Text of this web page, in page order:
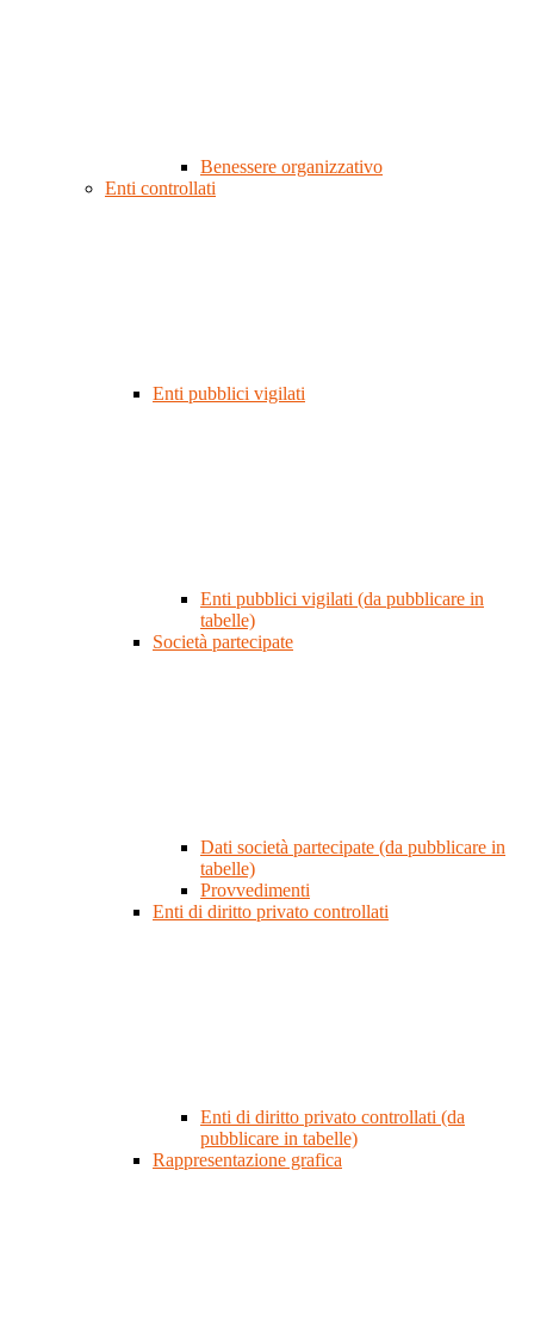
Benessere organizzativo
Enti controllati
Enti pubblici vigilati
Enti pubblici vigilati (da pubblicare in
tabelle)
Società partecipate
Dati società partecipate (da pubblicare in
tabelle)
Provvedimenti
Enti di diritto privato controllati
Enti di diritto privato controllati (da
pubblicare in tabelle)
Rappresentazione grafica